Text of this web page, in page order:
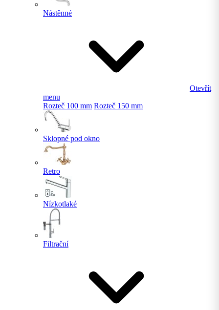
Nástěnné
Otevřít
menu
Rozteč 100 mm Rozteč 150 mm
Sklopné pod okno
Retro
Nízkotlaké
Filtrační